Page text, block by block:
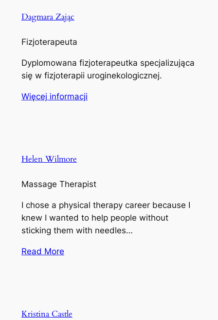
Dagmara Zając
Fizjoterapeuta
Dyplomowana fizjoterapeutka specjalizująca
się w fizjoterapii uroginekologicznej.
Więcej informacji
Helen Wilmore
Massage Therapist
I chose a physical therapy career because I
knew I wanted to help people without
sticking them with needles…
Read More
Kristina Castle